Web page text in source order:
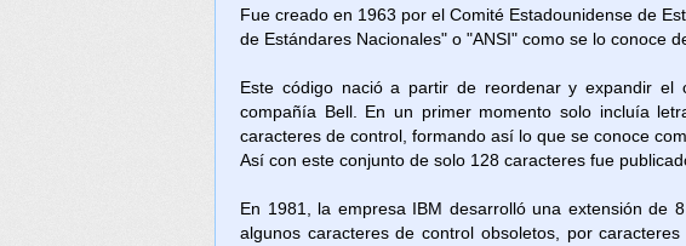
Fue creado en 1963 por el Comité Estadounidense de
de Estándares Nacionales" o "ANSI" como se lo conoce
Este código nació a partir de reordenar y expandir
compañía Bell. En un primer momento solo incluía
caracteres de control, formando así lo que se conoce
Así con este conjunto de solo 128 caracteres fue
En 1981, la empresa IBM desarrolló una extensión de
algunos caracteres de control obsoletos, por